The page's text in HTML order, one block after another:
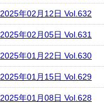
2025年02月12日 Vol.632
2025年02月05日 Vol.631
2025年01月22日 Vol.630
2025年01月15日 Vol.629
2025年01月08日 Vol.628